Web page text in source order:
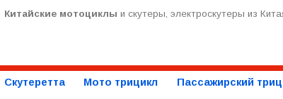
Китайские мотоциклы и скутеры, электроскутеры из
Скутеретта Мото трицикл Пассажирский